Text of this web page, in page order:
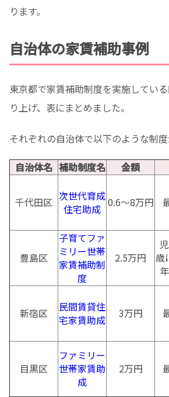
ります。
自治体の家賃補助事例
東京都で家賃補助制度を実施してい
り上げ、表にまとめました。
それぞれの自治体で以下のような制度
自治体名 補助制度名 金額
千代田区 次世代育成
住宅助成 0.6～8万円
豊島区
子育てファ
ミリー世帯
家賃補助制
度
2.5万円
歳
新宿区
民間賃貸住
宅家賃助成
3万円
目黒区
ファミリー
世帯家賃助
成
2万円